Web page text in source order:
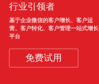
行业引领者
基于企业微信的客户增长、客户运
营、客户转化、客户管理一站式增长
平台
免费试用